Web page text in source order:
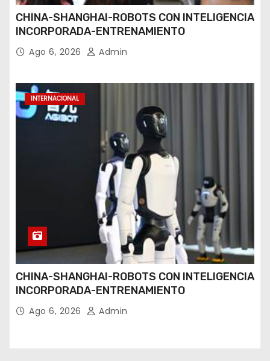
CHINA-SHANGHAI-ROBOTS CON INTELIGENCIA
INCORPORADA-ENTRENAMIENTO
Ago 6, 2026 Admin
INTERNACIONAL
CHINA-SHANGHAI-ROBOTS CON INTELIGENCIA
INCORPORADA-ENTRENAMIENTO
Ago 6, 2026 Admin